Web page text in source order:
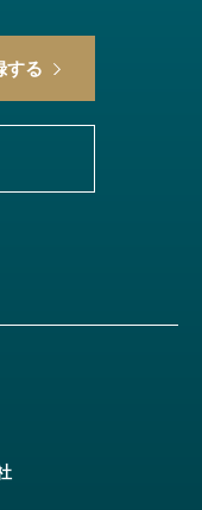
する